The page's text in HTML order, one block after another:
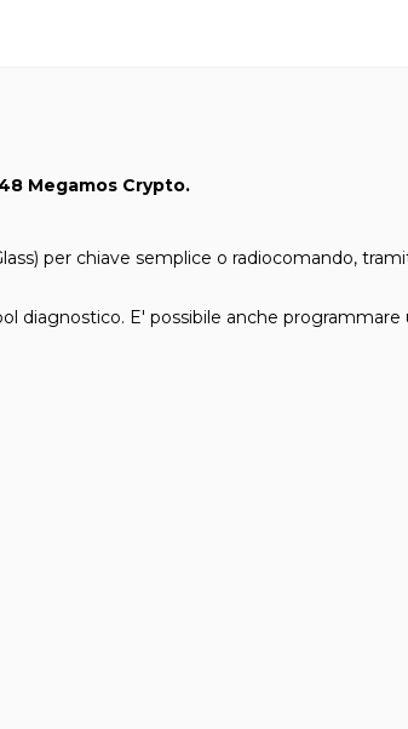
Megamos Crypto.
per chiave semplice o radiocomando,
E' possibile anche